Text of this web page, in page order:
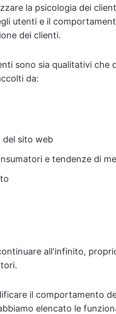
la psicologia dei
utenti e il
dei clienti.
sono sia qualitativi
da:
del sito web
e tendenze di
all'infinito,
il comportamento
elencato le